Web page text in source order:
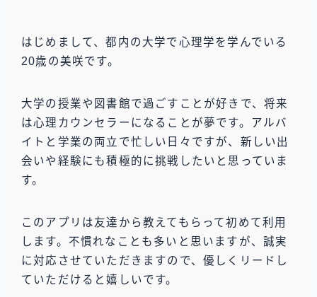
はじめまして、都内の大学で心理学を学んでいる
20歳の美咲です。
大学の授業や図書館で過ごすことが好きで、将来
は心理カウンセラーになることが夢です。アルバ
イトと学業の両立で忙しい日々ですが、新しい出
会いや経験にも積極的に挑戦したいと思っていま
す。
このアプリは友達から教えてもらって初めて利用
します。不慣れなことも多いと思いますが、誠実
に対応させていただきますので、優しくリードし
ていただけると嬉しいです。